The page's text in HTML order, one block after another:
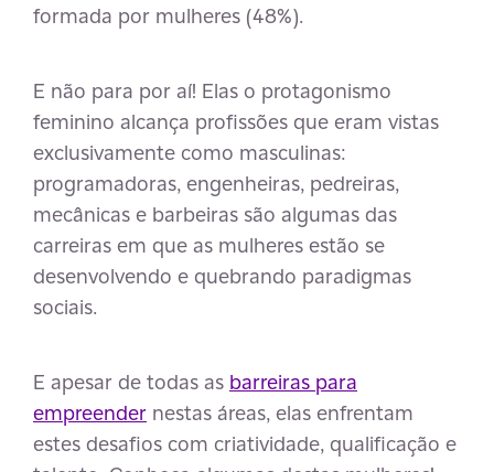
formada por mulheres (48%).
E não para por aí! Elas o protagonismo
feminino alcança profissões que eram vistas
exclusivamente como masculinas:
programadoras, engenheiras, pedreiras,
mecânicas e barbeiras são algumas das
carreiras em que as mulheres estão se
desenvolvendo e quebrando paradigmas
sociais.
E apesar de todas as barreiras para
empreender nestas áreas, elas enfrentam
estes desafios com criatividade, qualificação e